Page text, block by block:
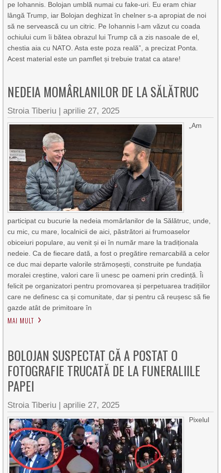
pe Iohannis. Bolojan umblă numai cu fake-uri. Eu eram chiar
lângă Trump, iar Bolojan deghizat în chelner s-a apropiat de noi
să ne servească cu un citric. Pe Iohannis l-am văzut cu coada
ochiului cum îi bătea obrazul lui Trump că a zis nasoale de el,
chestia aia cu NATO. Asta este poza reală”, a precizat Ponta.
Acest material este un pamflet și trebuie tratat ca atare!
NEDEIA MOMÂRLANILOR DE LA SĂLĂTRUC
Stroia Tiberiu |aprilie 27, 2025
„Am
participat cu bucurie la nedeia momârlanilor de la Sălătruc, unde,
cu mic, cu mare, localnicii de aici, păstrători ai frumoaselor
obiceiuri populare, au venit și ei în număr mare la tradiționala
nedeie. Ca de fiecare dată, a fost o pregătire remarcabilă a celor
ce duc mai departe valorile strămoșești, construite pe fundația
moralei creștine, valori care îi unesc pe oameni prin credință. Îi
felicit pe organizatori pentru promovarea și perpetuarea tradițiilor
care ne definesc ca și comunitate, dar și pentru că reușesc să fie
gazde atât de primitoare în
MAI MULT
BOLOJAN SUSPECTAT CĂ A POSTAT O
FOTOGRAFIE TRUCATĂ DE LA FUNERALIILE
PAPEI
Stroia Tiberiu |aprilie 27, 2025
Pixelul